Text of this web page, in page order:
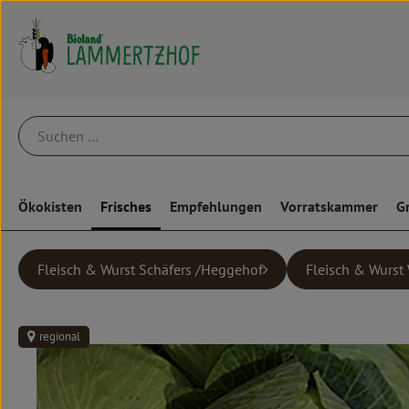
Ökokisten Frisches Empfehlungen Vorratskammer
Fleisch & Wurst Schäfers /Heggehof Fleisch &
regional